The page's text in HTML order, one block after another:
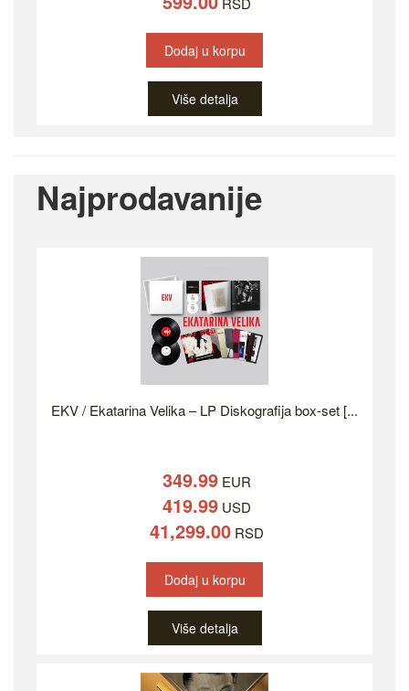
Dodaj u korpu
Više detalja
Najprodavanije
EKV / Ekatarina Velika – LP Diskografija box-set [...
349.99 EUR
419.99 USD
41,299.00 RSD
Dodaj u korpu
Više detalja